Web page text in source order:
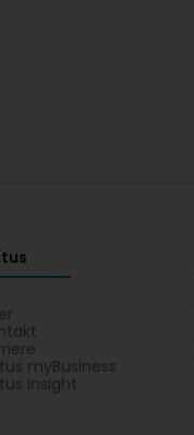
myBusiness
Insight